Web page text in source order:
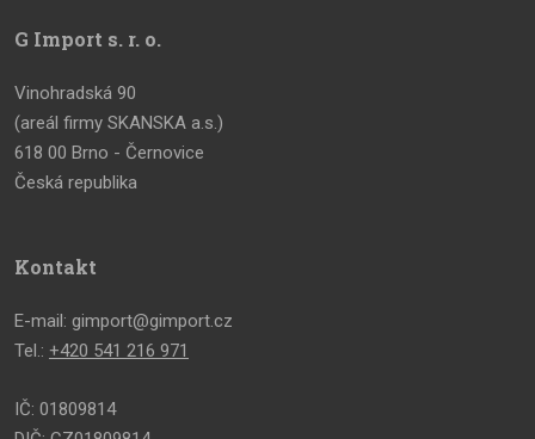
G Import s. r. o.
Vinohradská 90
(areál firmy SKANSKA a.s.)
618 00 Brno - Černovice
Česká republika
Kontakt
E-mail: gimport@gimport.cz
Tel.: +420 541 216 971
IČ: 01809814